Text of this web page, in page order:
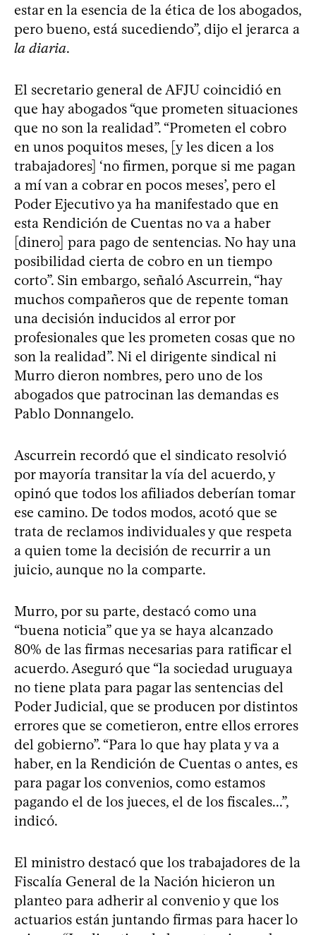
estar en la esencia de la ética de los abogados,
pero bueno, está sucediendo”, dijo el jerarca a
la diaria.
El secretario general de AFJU coincidió en
que hay abogados “que prometen situaciones
que no son la realidad”. “Prometen el cobro
en unos poquitos meses, [y les dicen a los
trabajadores] ‘no firmen, porque si me pagan
a mí van a cobrar en pocos meses’, pero el
Poder Ejecutivo ya ha manifestado que en
esta Rendición de Cuentas no va a haber
[dinero] para pago de sentencias. No hay una
posibilidad cierta de cobro en un tiempo
corto”. Sin embargo, señaló Ascurrein, “hay
muchos compañeros que de repente toman
una decisión inducidos al error por
profesionales que les prometen cosas que no
son la realidad”. Ni el dirigente sindical ni
Murro dieron nombres, pero uno de los
abogados que patrocinan las demandas es
Pablo Donnangelo.
Ascurrein recordó que el sindicato resolvió
por mayoría transitar la vía del acuerdo, y
opinó que todos los afiliados deberían tomar
ese camino. De todos modos, acotó que se
trata de reclamos individuales y que respeta
a quien tome la decisión de recurrir a un
juicio, aunque no la comparte.
Murro, por su parte, destacó como una
“buena noticia” que ya se haya alcanzado
80% de las firmas necesarias para ratificar el
acuerdo. Aseguró que “la sociedad uruguaya
no tiene plata para pagar las sentencias del
Poder Judicial, que se producen por distintos
errores que se cometieron, entre ellos errores
del gobierno”. “Para lo que hay plata y va a
haber, en la Rendición de Cuentas o antes, es
para pagar los convenios, como estamos
pagando el de los jueces, el de los fiscales...”,
indicó.
El ministro destacó que los trabajadores de la
Fiscalía General de la Nación hicieron un
planteo para adherir al convenio y que los
actuarios están juntando firmas para hacer lo